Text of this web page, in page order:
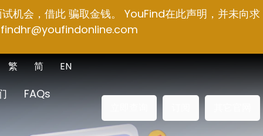
机会，借此 骗取金钱。 YouFind在此声明，并未向求
EN
简
繁
FAQs